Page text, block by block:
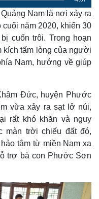
e
m
n
g
e
Nam là nơi xảy ra
năm 2020, khiến 30
cuốn trôi. Trong hoạn
kích tấm lòng của người
Nam, hướng về giúp
Đức, huyện Phước
vừa xảy ra sạt lở núi,
rất khó khăn và nguy
màn trời chiếu đất đó,
tâm từ miền Nam xa
trợ bà con Phước Sơn